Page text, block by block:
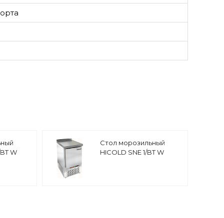
W
Стол морозильный
HICOLD SNE 1/BT W